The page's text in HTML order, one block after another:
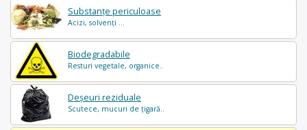
Substanțe periculoase
Acizi, solvenți ...
Biodegradabile
Resturi vegetale, organice..
Deșeuri reziduale
Scutece, mucuri de țigară..